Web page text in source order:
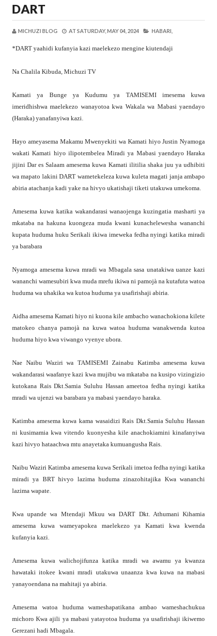
DART
MICHUZI BLOG AT SATURDAY, MAY 04, 2024 HABARI,
*DART yaahidi kufanyia kazi maelekezo mengine kiutendaji
Na Chalila Kibuda, Michuzi TV
Kamati ya Bunge ya Kudumu ya TAMISEMI imesema kuwa
imeridhishwa maelekezo wanayotoa kwa Wakala wa Mabasi yaendayo
(Haraka) yanafanyiwa kazi.
Hayo ameyasema Makamu Mwenyekiti wa Kamati hiyo Justin Nyamoga
wakati Kamati hiyo ilipotembelea Miradi ya Mabasi yaendayo Haraka
jijini Dar es Salaam amesema kuwa Kamati ilitilia shaka juu ya udhibiti
wa mapato lakini DART wametekeleza kuwa kuleta magati janja ambapo
abiria atachanja kadi yake na hivyo ukatishaji tiketi utakuwa umekoma.
Amesema kuwa katika wakandarasi wanaojenga kuzingatia masharti ya
mkataba na hakuna kuongeza muda kwani kunachelewesha wananchi
kupata huduma huku Serikali ikiwa imeweka fedha nyingi katika miradi
ya barabara
Nyamoga amesema kuwa mradi wa Mbagala sasa unatakiwa uanze kazi
wananchi wamesubiri kwa muda mrefu ikiwa ni pamojà na kutafuta watoa
huduma wa uhakika wa kutoa huduma ya usafirishaji abiria.
Aidha amesema Kamati hiyo ni kuona kile ambacho wanachokiona kilete
matokeo chanya pamojà na kuwa watoa huduma wanakwenda kutoa
huduma hiyo kwa viwango vyenye ubora.
Nae Naibu Waziri wa TAMISEMI Zainabu Katimba amesema kuwa
wakandarasi waafanye kazi kwa mujibu wa mkataba na kusipo vizingizio
kutokana Rais Dkt.Samia Suluhu Hassan ameetoa fedha nyingi katika
mradi wa ujenzi wa barabara ya mabasi yaendayo haraka.
Katimba amesema kuwa kama wasaidizi Rais Dkt.Samia Suluhu Hassan
ni kusimamia kwa vitendo kuonyesha kile anachokiamini kinafanyiwa
kazi hivyo hataachwa mtu anayetaka kumuangusha Rais.
Naibu Waziri Katimba amesema kuwa Serikali imetoa fedha nyingi katika
miradi ya BRT hivyo lazima huduma zinazohitajika Kwa wananchi
lazima wapate.
Kwa upande wa Mtendaji Mkuu wa DART Dkt. Athumani Kihamia
amesema kuwa wameyapokea maelekezo ya Kamati kwa kwenda
kufanyia kazi.
Amesema kuwa walichojifunza katika mradi wa awamu ya kwanza
hawataki itokee kwani mradi utakuwa unaanza kwa kuwa na mabasi
yanayoendana na mahitaji ya abiria.
Amesema watoa huduma wameshapatikana ambao wameshachukua
michoro Kwa ajili ya mabasi yatayotoa huduma ya usafirishaji ikiwemo
Gerezani hadi Mbagala.